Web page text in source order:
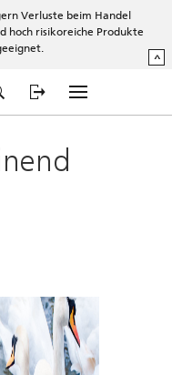
Verluste beim Handel
hoch risikoreiche Produkte
^